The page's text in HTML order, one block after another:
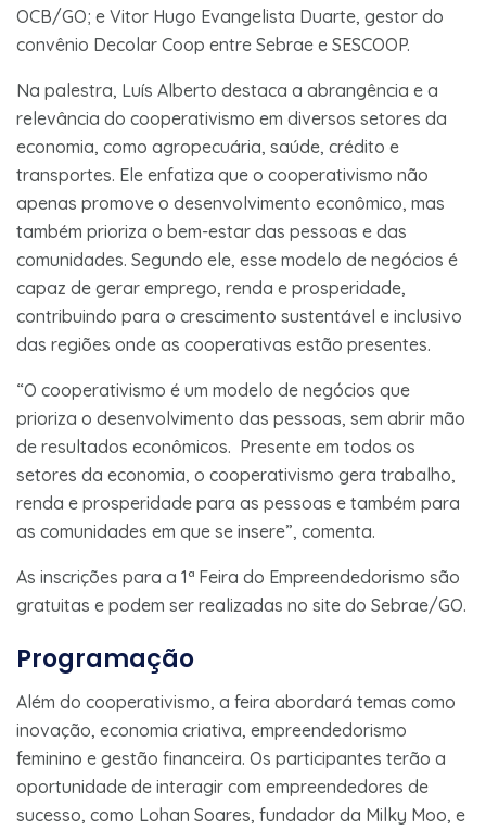
OCB/GO; e Vitor Hugo Evangelista Duarte, gestor do
convênio Decolar Coop entre Sebrae e SESCOOP.
Na palestra, Luís Alberto destaca a abrangência e a
relevância do cooperativismo em diversos setores da
economia, como agropecuária, saúde, crédito e
transportes. Ele enfatiza que o cooperativismo não
apenas promove o desenvolvimento econômico, mas
também prioriza o bem-estar das pessoas e das
comunidades. Segundo ele, esse modelo de negócios é
capaz de gerar emprego, renda e prosperidade,
contribuindo para o crescimento sustentável e inclusivo
das regiões onde as cooperativas estão presentes.
“O cooperativismo é um modelo de negócios que
prioriza o desenvolvimento das pessoas, sem abrir mão
de resultados econômicos. Presente em todos os
setores da economia, o cooperativismo gera trabalho,
renda e prosperidade para as pessoas e também para
as comunidades em que se insere”, comenta.
As inscrições para a 1ª Feira do Empreendedorismo são
gratuitas e podem ser realizadas no site do Sebrae/GO.
Programação
Além do cooperativismo, a feira abordará temas como
inovação, economia criativa, empreendedorismo
feminino e gestão financeira. Os participantes terão a
oportunidade de interagir com empreendedores de
sucesso, como Lohan Soares, fundador da Milky Moo, e